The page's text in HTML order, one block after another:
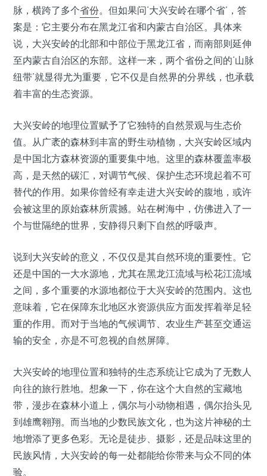
脉，横跨了多个省份。但如果问‘大兴安岭在哪个省’，答
案是：它主要分布在黑龙江省和内蒙古自治区。具体来
说，大兴安岭的北部和中部位于黑龙江省，而南部则延伸
至内蒙古自治区的东部。这样一来，两个省份之间的‘山脉
纽带’就显得尤为重要，它不仅是自然界的分界线，也承载
着丰富的生态资源。
大兴安岭的地理位置赋予了它独特的自然景观与生态价
值。从广袤的森林到丰富的野生动植物，大兴安岭区域内
是中国北方森林资源的重要集中地。这里的森林覆盖率极
高，是天然的碳汇，对调节气候、保护生态环境起着不可
替代的作用。如果你曾经有幸走进大兴安岭的腹地，或许
会被这里的原始森林所震撼。站在树海中，仿佛进入了一
个与世隔绝的世界，安静得只剩下自然的呼吸声。
说到大兴安岭的意义，不仅仅是其自然环境的重要性。它
还是中国的一大水源地，尤其在黑龙江流域与松花江流域
之间，多个重要的水源地都位于大兴安岭的范围内。这也
意味着，它在保障东北地区水资源供应方面发挥着举足轻
重的作用。而对于当地的气候调节、农业生产甚至交通运
输的安全，亦是不可忽视的自然屏障。
大兴安岭的地理位置和独特的生态系统让它成为了无数人
向往的旅行胜地。想象一下，你在这个大自然的宝藏地
带，漫步在森林小道上，偶尔与小动物相遇，偶尔抬头见
到雄鹰翱翔。而当地的少数民族文化，也为这片神秘的土
地增添了更多色彩。无论是徒步、摄影，还是品味这里的
民族风情，大兴安岭的每一处都能给你带来与众不同的体
验。